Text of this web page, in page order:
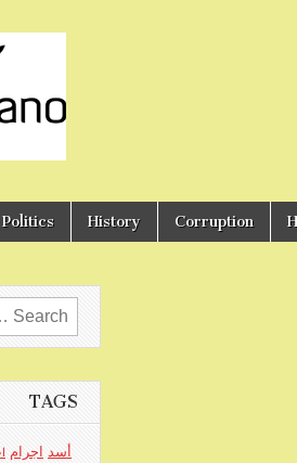
Corruption
History
Politics
Search
for:
TAGS
أسد اجرام